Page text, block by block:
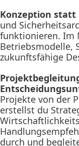
Konzeption
und
funktionieren. Im
Betriebsmodelle,
zukunftsfähige
Projekte von der
erstellst du
durch und